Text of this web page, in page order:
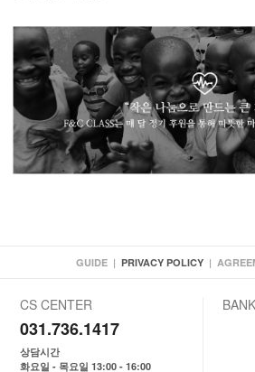
GUIDE | PRIVACY POLICY |
CS CENTER
031.736.1417
상담시간
화요일 - 목요일 13:00 - 16:00